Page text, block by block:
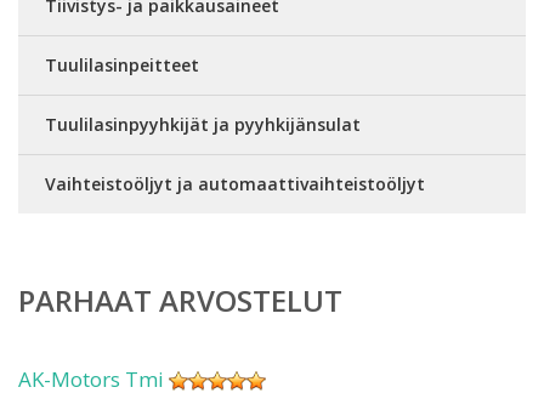
Tiivistys- ja paikkausaineet
Tuulilasinpeitteet
Tuulilasinpyyhkijät ja pyyhkijänsulat
Vaihteistoöljyt ja automaattivaihteistoöljyt
PARHAAT ARVOSTELUT
AK-Motors Tmi